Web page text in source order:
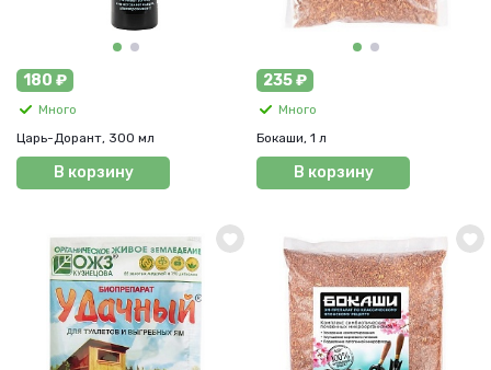
180 ₽
Много
Царь-Дорант, 300 мл
В корзину
235 ₽
Много
Бокаши, 1 л
В корзину